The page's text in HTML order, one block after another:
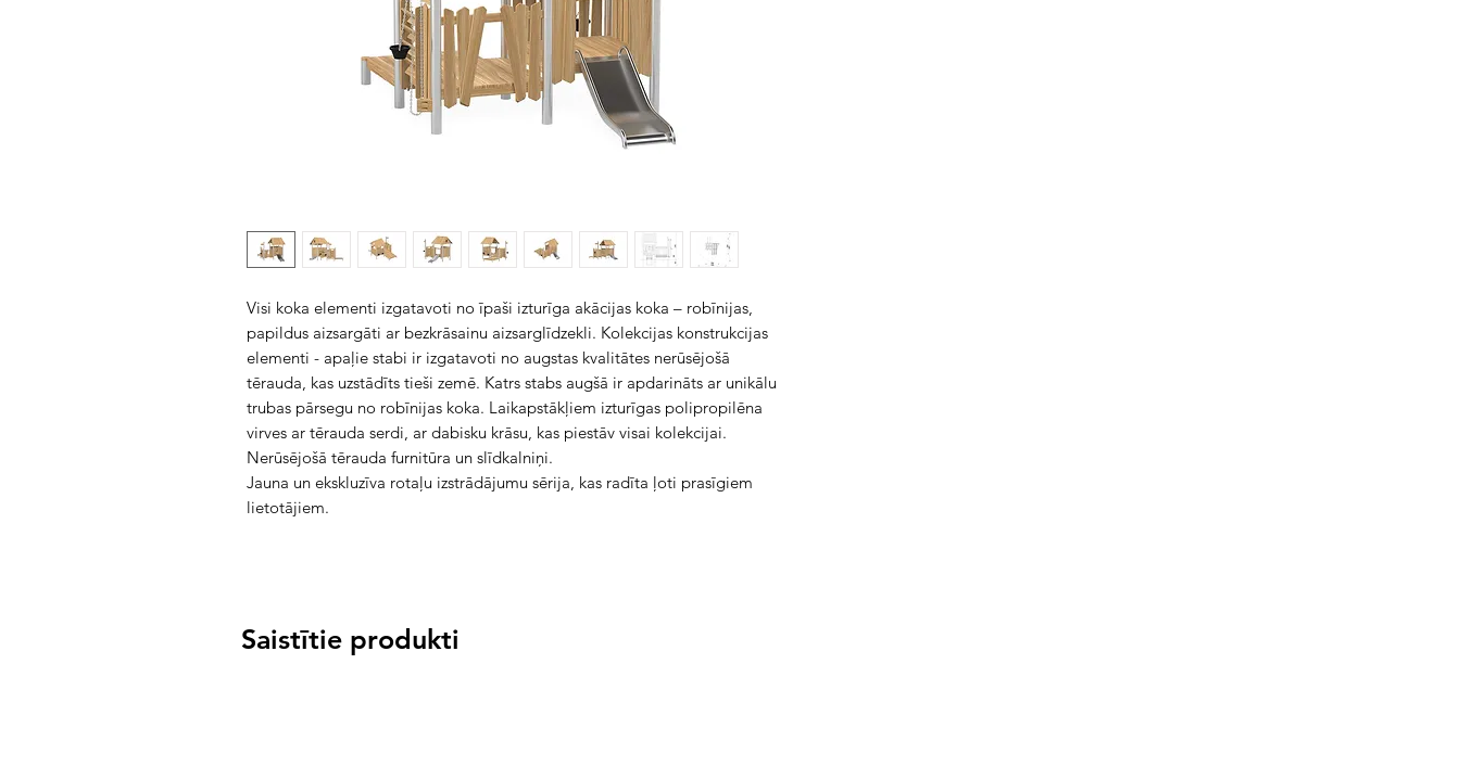
Visi koka elementi izgatavoti no īpaši izturīga akācijas koka – robīnijas,
papildus aizsargāti ar bezkrāsainu aizsarglīdzekli. Kolekcijas konstrukcijas
elementi - apaļie stabi ir izgatavoti no augstas kvalitātes nerūsējošā
tērauda, ​​kas uzstādīts tieši zemē. Katrs stabs augšā ir apdarināts ar unikālu
trubas pārsegu no robīnijas koka. Laikapstākļiem izturīgas polipropilēna
virves ar tērauda serdi, ar dabisku krāsu, kas piestāv visai kolekcijai.
Nerūsējošā tērauda furnitūra un slīdkalniņi.
Jauna un ekskluzīva rotaļu izstrādājumu sērija, kas radīta ļoti prasīgiem
lietotājiem.
Saistītie produkti